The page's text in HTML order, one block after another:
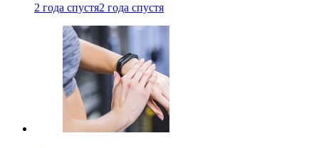
2 года спустя2 года спустя